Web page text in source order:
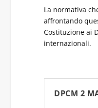
La normativa
affrontando
Costituzione ai
internazionali.
DPCM 2